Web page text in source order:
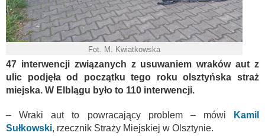
Fot. M. Kwiatkowska
47 interwencji związanych z usuwaniem wraków aut z
ulic podjęła od początku tego roku olsztyńska straż
miejska. W Elblągu było to 110 interwencji.
– Wraki aut to powracający problem – mówi
Kamil
Sułkowski, rzecznik Straży Miejskiej w Olsztynie.